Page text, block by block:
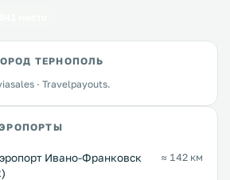
ТЕРНОПОЛЬ
· Travelpayouts.
Ивано-Франковск
≈ 142 км